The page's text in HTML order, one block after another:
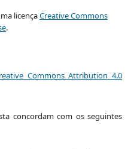
licençaCreative Commons
.
Commons Attribution 4.0
concordam com os seguintes